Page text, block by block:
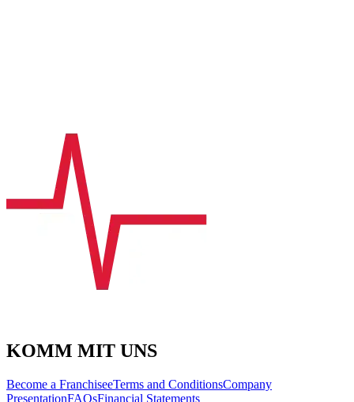
KOMM MIT UNS
Become a FranchiseeTerms and ConditionsCompany
PresentationFAQsFinancial Statements